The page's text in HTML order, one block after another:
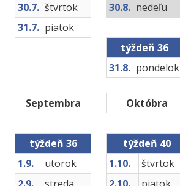
30.7. štvrtok
31.7. piatok
30.8. nedeľu
týždeň 36
31.8. pondelok
Septembra
týždeň 36
1.9.
utorok
Októbra
týždeň 40
1.10.
štvrtok